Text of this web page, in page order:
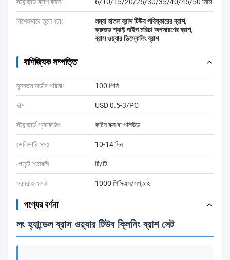
বিশেষভাবে তুলে ধরা: লম্বা হাতল ব্রাস টিউব পরিষ্কারের ব্রাশ,
ক্রুজড শ্যাফ্ট পাইপ মরিচা অপসারণের ব্রাশ,
ব্রাস ওয়্যার ডিস্কেলিং ব্রাশ
বাণিজ্যিক সম্পত্তি
ন্যূনতম অর্ডার পরিমাণ 100 পিসি
দাম USD 0.5-3/PC
স্ট্যান্ডার্ড প্যাকেজিং কার্টন বক্স বা পলিউড
ডেলিভারি সময় 10-14 দিন
পেমেন্ট শর্তাবলী টি/টি
সরবরাহ ক্ষমতা 1000 পিসিএস/সপ্তাহ
পণ্যের বর্ণনা
লং হ্যান্ডেল ব্রাস ওয়্যার টিউব ক্লিনিং ব্রাশ সেট